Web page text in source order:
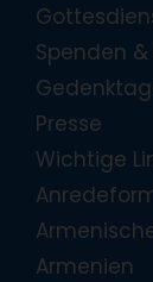
Spenden &
Presse
Wichtige
Armenien